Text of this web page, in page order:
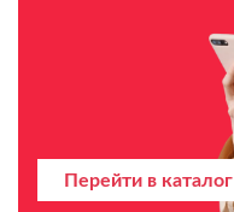
Перейти в каталог